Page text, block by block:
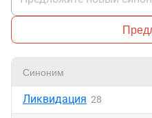
Синоним
Ликвидация 28